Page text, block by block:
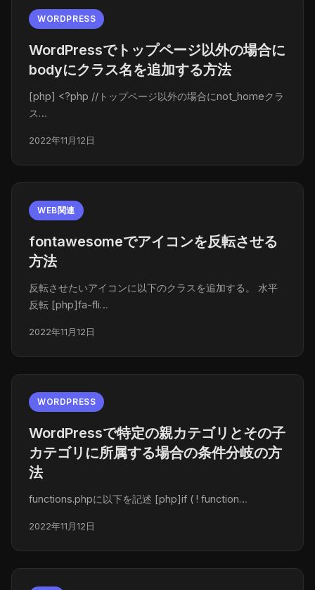
WORDPRESS
WordPressでトップページ以外の場合に
bodyにクラス名を追加する方法
[php] <?php //トップページ以外の場合にnot_homeクラ
ス…
2022年11月12日
WEB関連
fontawesomeでアイコンを反転させる
方法
反転させたいアイコンに以下のクラスを追加する。 水平
反転 [php]fa-fli…
2022年11月12日
WORDPRESS
WordPressで特定の親カテゴリとその子
カテゴリに所属する場合の条件分岐の方
法
functions.phpに以下を記述 [php]if ( ! function…
2022年11月12日